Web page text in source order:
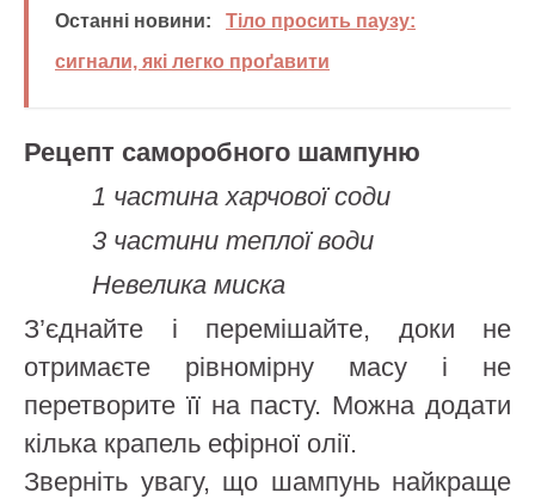
Останні новини:
Тіло просить паузу:
сигнали, які легко проґавити
Рецепт саморобного шампуню
1 частина харчової соди
3 частини теплої води
Невелика миска
З’єднайте і перемішайте, доки не
отримаєте рівномірну масу і не
перетворите її на пасту. Можна додати
кілька крапель ефірної олії.
Зверніть увагу, що шампунь найкраще